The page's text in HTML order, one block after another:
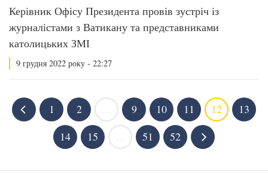
Керівник Офісу Президента провів зустріч із
журналістами з Ватикану та представниками
католицьких ЗМІ
9 грудня 2022 року - 22:27
1 2 9 10 11 12
13
14
15 51 52